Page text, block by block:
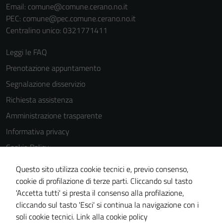
Email: comune@comune.cerano.no.it
PEC: comune@pec.comune.cerano.no.it
Centralino unico: 0321771411
Leggi le FAQ
Prenotazione appuntamento
Segnalazione disservizio
Richiesta assistenza
Amministrazione trasparente
Informativa privacy
Cookie Policy
Note legali
Dichiarazione di accessibilità
Piano di miglioramento del sito
Meccanismo di feedback
Questo sito utilizza cookie tecnici e, previo consenso,
cookie di profilazione di terze parti. Cliccando sul tasto
'Accetta tutti' si presta il consenso alla profilazione,
cliccando sul tasto 'Esci' si continua la navigazione con i
soli cookie tecnici. Link alla cookie policy